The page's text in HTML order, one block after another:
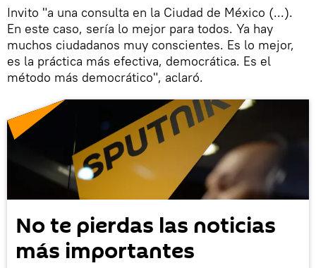
Invito "a una consulta en la Ciudad de México (...).
En este caso, sería lo mejor para todos. Ya hay
muchos ciudadanos muy conscientes. Es lo mejor,
es la práctica más efectiva, democrática. Es el
método más democrático", aclaró.
No te pierdas las noticias
más importantes